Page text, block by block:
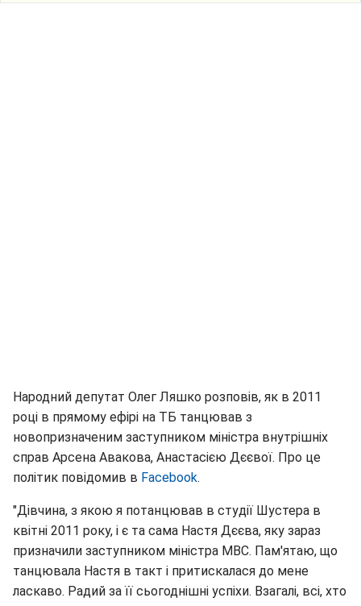
Народний депутат Олег Ляшко розповів, як в 2011
році в прямому ефірі на ТБ танцював з
новопризначеним заступником міністра внутрішніх
справ Арсена Авакова, Анастасією Дєєвої. Про це
політик повідомив в Facebook.
"Дівчина, з якою я потанцював в студії Шустера в
квітні 2011 року, і є та сама Настя Дєєва, яку зараз
призначили заступником міністра МВС. Пам'ятаю, що
танцювала Настя в такт і притискалася до мене
ласкаво. Радий за її сьогоднішні успіхи. Взагалі, всі, хто